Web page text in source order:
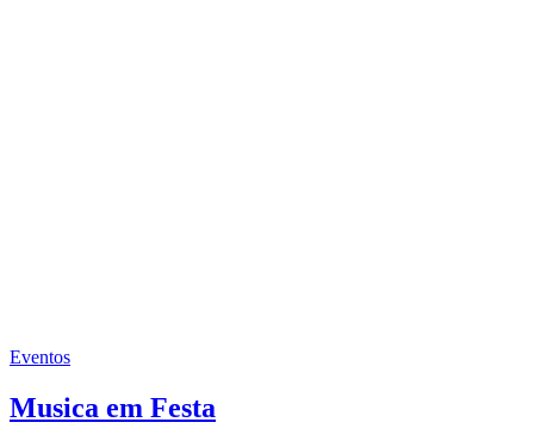
Eventos
Musica em Festa